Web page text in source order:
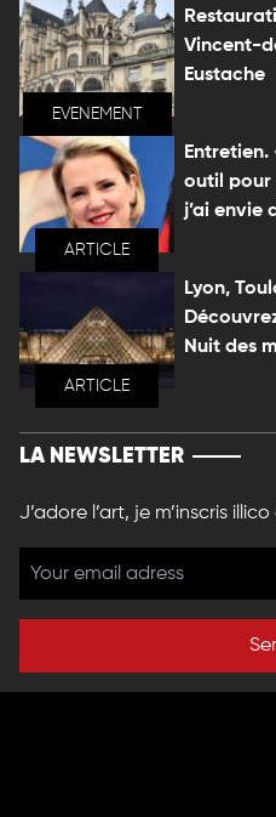
EVENEMENT
Vincent-
Eustache
ARTICLE
Entretien.
outil pour
j’ai envie
ARTICLE
Lyon,
Nuit des
LA NEWSLETTER
J’adore l’art, je m’inscris